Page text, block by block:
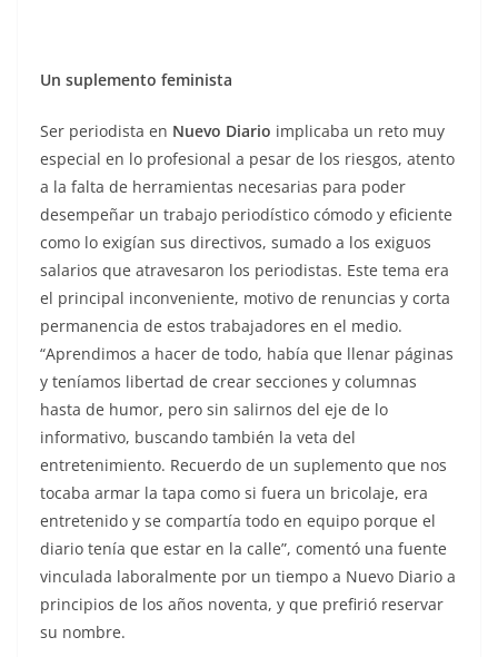
Un suplemento feminista
Ser periodista en Nuevo Diario implicaba un reto muy
especial en lo profesional a pesar de los riesgos, atento
a la falta de herramientas necesarias para poder
desempeñar un trabajo periodístico cómodo y eficiente
como lo exigían sus directivos, sumado a los exiguos
salarios que atravesaron los periodistas. Este tema era
el principal inconveniente, motivo de renuncias y corta
permanencia de estos trabajadores en el medio.
“Aprendimos a hacer de todo, había que llenar páginas
y teníamos libertad de crear secciones y columnas
hasta de humor, pero sin salirnos del eje de lo
informativo, buscando también la veta del
entretenimiento. Recuerdo de un suplemento que nos
tocaba armar la tapa como si fuera un bricolaje, era
entretenido y se compartía todo en equipo porque el
diario tenía que estar en la calle”, comentó una fuente
vinculada laboralmente por un tiempo a Nuevo Diario a
principios de los años noventa, y que prefirió reservar
su nombre.